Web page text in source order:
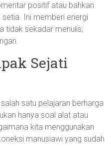
positif atau bahkan
Ini memberi energi
tidak sekadar menulis;
Sejati
satu pelajaran berharga
hanya soal alat atau
kita menggunakan
manusiawi yang sudah